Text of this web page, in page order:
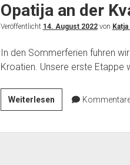
Opatija an der
Veröffentlicht 14. August 2022von
In den Sommerferien fuhren
Kroatien. Unsere erste
WeiterlesenOpatija
an